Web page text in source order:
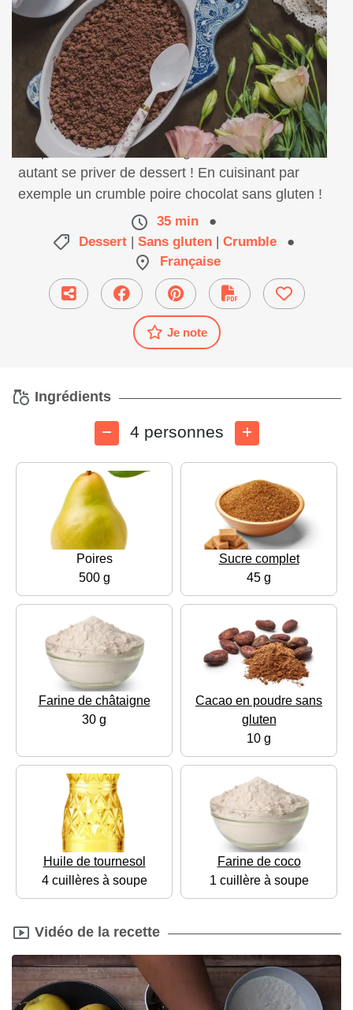
On peut être intolérant au gluten et ne pas pour
autant se priver de dessert ! En cuisinant par
exemple un crumble poire chocolat sans gluten !
35 min
●
Dessert | Sans gluten | Crumble
●
Française
Je note
Ingrédients
4 personnes
Poires
500 g
Sucre complet
45 g
Farine de châtaigne
30 g
Cacao en poudre sans
gluten
10 g
Huile de tournesol
4 cuillères à soupe
Farine de coco
1 cuillère à soupe
Vidéo de la recette